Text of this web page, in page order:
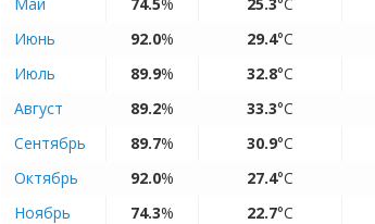
Июнь
92.0% 29.4°C
Июль
89.9% 32.8°C
Август
89.2% 33.3°C
Сентябрь
89.7% 30.9°C
Октябрь
92.0% 27.4°C
Ноябрь
74.3% 22.7°C